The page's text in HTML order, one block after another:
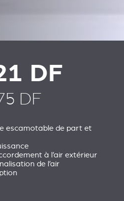
DF
DF
escamotable de part et
à l’air extérieur
de l’air
ACCESSOIRES VOOR